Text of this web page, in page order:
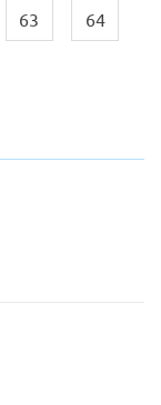
63 64